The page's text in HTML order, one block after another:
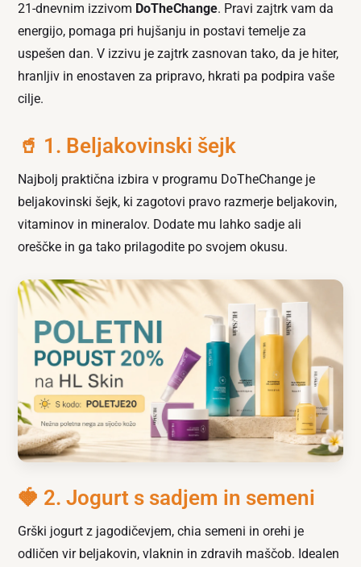
21-dnevnim izzivom DoTheChange. Pravi zajtrk vam da
energijo, pomaga pri hujšanju in postavi temelje za
uspešen dan. V izzivu je zajtrk zasnovan tako, da je hiter,
hranljiv in enostaven za pripravo, hkrati pa podpira vaše
cilje.
🥤 1. Beljakovinski šejk
Najbolj praktična izbira v programu DoTheChange je
beljakovinski šejk, ki zagotovi pravo razmerje beljakovin,
vitaminov in mineralov. Dodate mu lahko sadje ali
oreščke in ga tako prilagodite po svojem okusu.
🍓 2. Jogurt s sadjem in semeni
Grški jogurt z jagodičevjem, chia semeni in orehi je
odličen vir beljakovin, vlaknin in zdravih maščob. Idealen